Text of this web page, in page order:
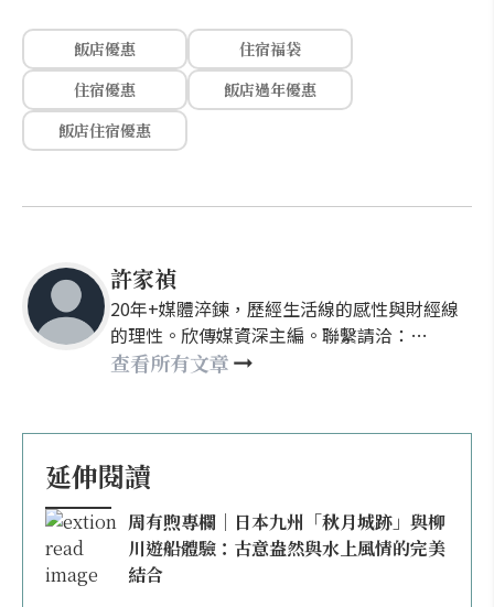
飯店優惠
住宿福袋
住宿優惠
飯店過年優惠
飯店住宿優惠
許家禎
20年+媒體淬鍊，歷經生活線的感性與財經線
的理性。欣傳媒資深主編。聯繫請洽：
nellyhsu@xinmedia.com
查看所有文章
延伸閱讀
周有煦專欄｜日本九州「秋月城跡」與柳
川遊船體驗：古意盎然與水上風情的完美
結合